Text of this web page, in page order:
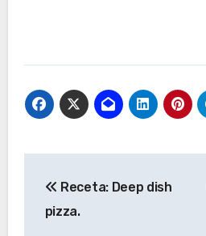
de
Receta: Deep dish
pizza.